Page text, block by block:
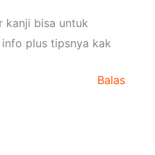
kanji bisa untuk
info plus tipsnya kak
Balas